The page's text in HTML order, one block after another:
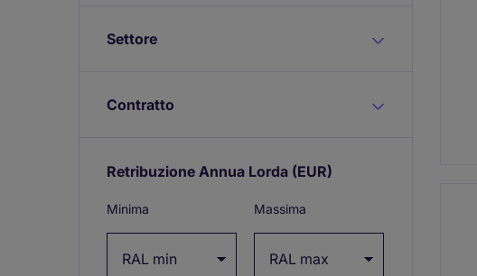
Settore
Contratto
Retribuzione Annua Lorda (EUR)
Minima Massima